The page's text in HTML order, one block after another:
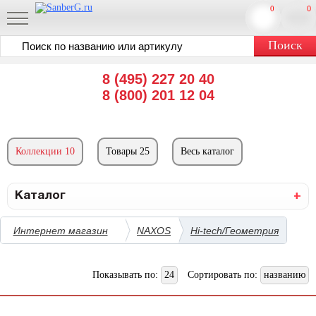
8 (495) 227 20 40
8 (800) 201 12 04
0
0
Коллекции 10 Товары 25 Весь каталог
Каталог
Интернет магазин NAXOS Hi-tech/Геометрия
Показывать по: 24 Сортировать по: названию